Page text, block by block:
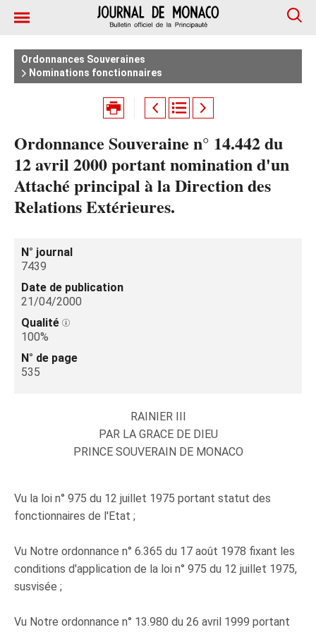
Ordonnances Souveraines
Nominations fonctionnaires
Ordonnance Souveraine n° 14.442 du
12 avril 2000 portant nomination d'un
Attaché principal à la Direction des
Relations Extérieures.
N° journal
7439
Date de publication
21/04/2000
Qualité
100%
N° de page
535
RAINIER III
PAR LA GRACE DE DIEU
PRINCE SOUVERAIN DE MONACO
Vu la loi n° 975 du 12 juillet 1975 portant statut des
fonctionnaires de l'Etat ;
Vu Notre ordonnance n° 6.365 du 17 août 1978 fixant les
conditions d'application de la loi n° 975 du 12 juillet 1975,
susvisée ;
Vu Notre ordonnance n° 13.980 du 26 avril 1999 portant